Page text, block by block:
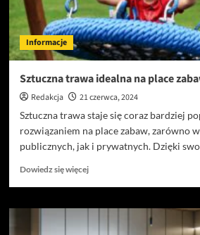
skutecznej
walki
z
insektami
Informacje
Sztuczna trawa idealna na place
Redakcja
21 czerwca, 2024
Sztuczna trawa staje się coraz bardziej
rozwiązaniem na place zabaw, zarówno
publicznych, jak i prywatnych. Dzięki
Dowiedz się więcejDowiedz
o